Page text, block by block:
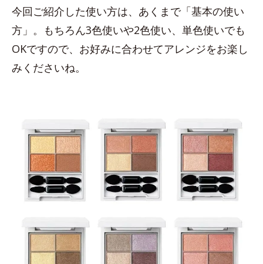
今回ご紹介した使い方は、あくまで「基本の使い
方」。もちろん3色使いや2色使い、単色使いでも
OKですので、お好みに合わせてアレンジをお楽し
みくださいね。